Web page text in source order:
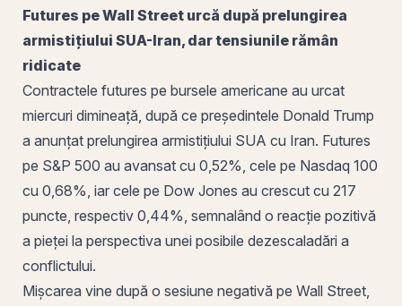
Futures pe Wall Street urcă după prelungirea
armistițiului SUA-Iran, dar tensiunile rămân
ridicate
Contractele futures pe bursele americane au urcat
miercuri dimineață, după ce președintele Donald Trump
a anunțat prelungirea armistițiului SUA cu Iran. Futures
pe S&P 500 au avansat cu 0,52%, cele pe Nasdaq 100
cu 0,68%, iar cele pe Dow Jones au crescut cu 217
puncte, respectiv 0,44%, semnalând o reacție pozitivă
a pieței la perspectiva unei posibile dezescaladări a
conflictului.
Mișcarea vine după o sesiune negativă pe Wall Street,